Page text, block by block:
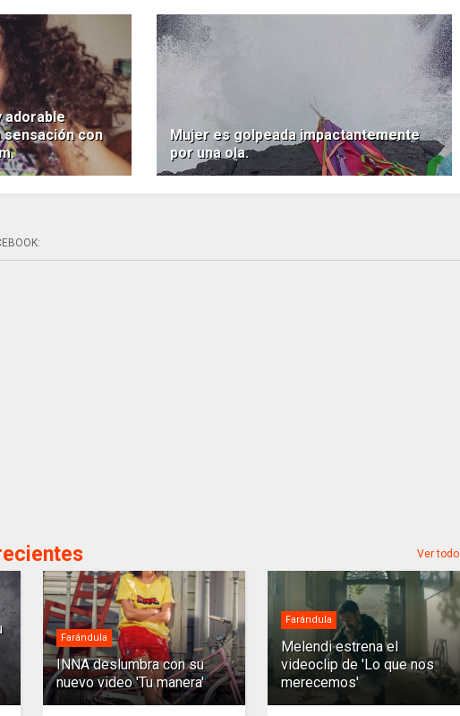
adorable
sensación con
Mujer es golpeada impactantemente
por una ola.
:
Ver todo
Farándula
INNA deslumbra con su
nuevo video 'Tu manera'
Farándula
Melendi estrena el
videoclip de 'Lo que nos
merecemos'